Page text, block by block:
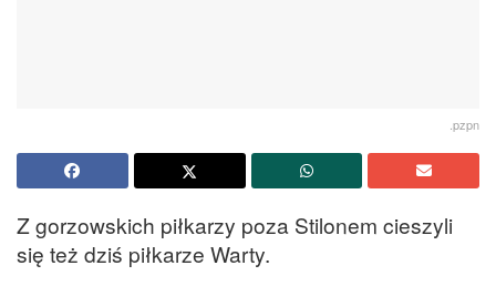
.pzpn
Z gorzowskich piłkarzy poza Stilonem cieszyli
się też dziś piłkarze Warty.